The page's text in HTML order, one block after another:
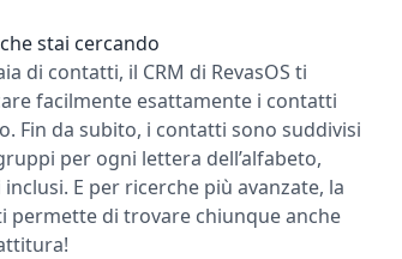
stai cercando
di contatti, il CRM di RevasOS ti
facilmente esattamente i contatti
Fin da subito, i contatti sono suddivisi
per ogni lettera dell’alfabeto,
E per ricerche più avanzate, la
permette di trovare chiunque anche